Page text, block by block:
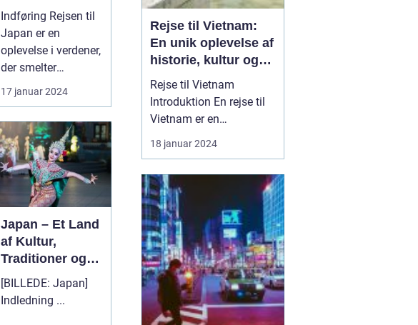
Dykkertur ind i
det Kejserlige
Øst
Indføring Rejsen til
Japan er en
oplevelse i verdener,
der smelter
sammen: fra det
traditionelle ti...
17 januar 2024
Japan – Et Land
af Kultur,
Traditioner og
Moderne
Vidundere
[BILLEDE: Japan]
Indledning ...
Rejse til Vietnam:
En unik oplevelse af
historie, kultur og
naturskønhed
Rejse til Vietnam
Introduktion En rejse til
Vietnam er en
uforglemmelig oplevelse,
der ...
18 januar 2024